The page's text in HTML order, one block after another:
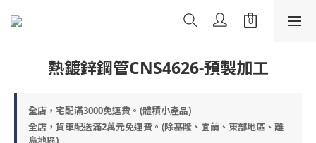
熱鍍鋅鋼管CNS4626-預製加工
全店，宅配滿3000免運費。(體積小產品)
全店，貨車配送滿2萬元免運費。(除基隆、宜蘭、東部地區、離
島地區)